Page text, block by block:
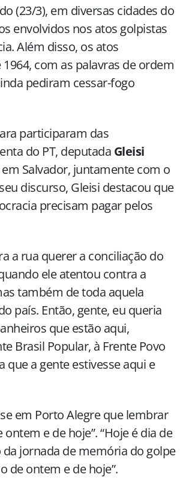
(23/3), em diversas cidades do
envolvidos nos atos golpistas
Além disso, os atos
com as palavras de ordem
pediram cessar-fogo
participaram das
do PT, deputada Gleisi
Salvador, juntamente com o
discurso, Gleisi destacou que
precisam pagar pelos
a rua querer a conciliação do
ele atentou contra a
também de toda aquela
país. Então, gente, eu queria
que estão aqui,
Brasil Popular, à Frente Povo
que a gente estivesse aqui e
em Porto Alegre que lembrar
e de hoje”. “Hoje é dia de
jornada de memória do golpe
de ontem e de hoje”.